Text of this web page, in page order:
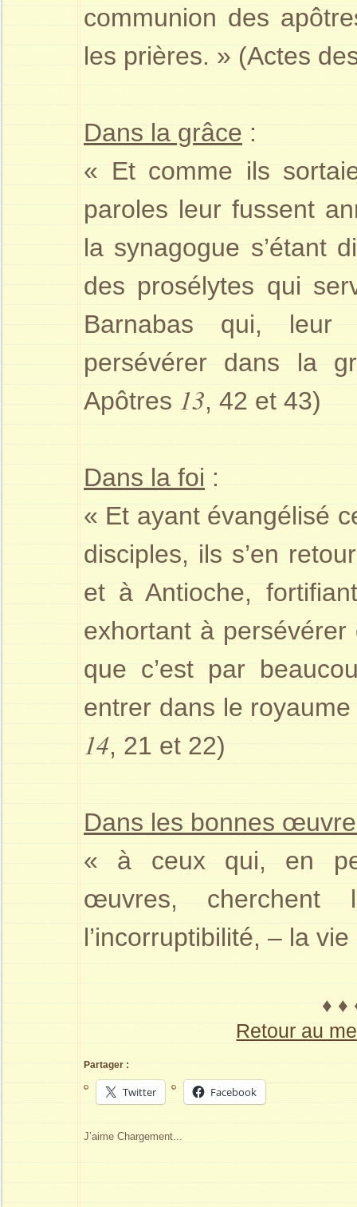
communion des
les prières. » (Actes
Dans la grâce :
« Et comme ils
paroles leur fussent
la synagogue s’étant
des prosélytes qui
Barnabas qui, leur
persévérer dans la
Apôtres 13, 42 et 43)
Dans la foi :
« Et ayant évangélisé
disciples, ils s’en
et à Antioche,
exhortant à
que c’est par
entrer dans le
14, 21 et 22)
Dans les bonnes
« à ceux qui, en
œuvres,
l’incorruptibilité, – la
♦ ♦
Retour au
Partager :
Twitter Facebook
J’aime Chargement...